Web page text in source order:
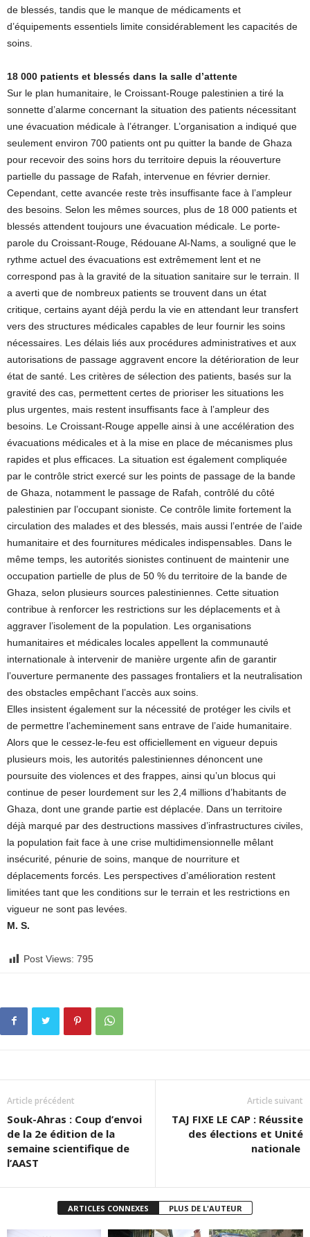
de blessés, tandis que le manque de médicaments et
d’équipements essentiels limite considérablement les capacités de
soins.
18 000 patients et blessés dans la salle d’attente
Sur le plan humanitaire, le Croissant-Rouge palestinien a tiré la
sonnette d’alarme concernant la situation des patients nécessitant
une évacuation médicale à l’étranger. L’organisation a indiqué que
seulement environ 700 patients ont pu quitter la bande de Ghaza
pour recevoir des soins hors du territoire depuis la réouverture
partielle du passage de Rafah, intervenue en février dernier.
Cependant, cette avancée reste très insuffisante face à l’ampleur
des besoins. Selon les mêmes sources, plus de 18 000 patients et
blessés attendent toujours une évacuation médicale. Le porte-
parole du Croissant-Rouge, Rédouane Al-Nams, a souligné que le
rythme actuel des évacuations est extrêmement lent et ne
correspond pas à la gravité de la situation sanitaire sur le terrain. Il
a averti que de nombreux patients se trouvent dans un état
critique, certains ayant déjà perdu la vie en attendant leur transfert
vers des structures médicales capables de leur fournir les soins
nécessaires. Les délais liés aux procédures administratives et aux
autorisations de passage aggravent encore la détérioration de leur
état de santé. Les critères de sélection des patients, basés sur la
gravité des cas, permettent certes de prioriser les situations les
plus urgentes, mais restent insuffisants face à l’ampleur des
besoins. Le Croissant-Rouge appelle ainsi à une accélération des
évacuations médicales et à la mise en place de mécanismes plus
rapides et plus efficaces. La situation est également compliquée
par le contrôle strict exercé sur les points de passage de la bande
de Ghaza, notamment le passage de Rafah, contrôlé du côté
palestinien par l’occupant sioniste. Ce contrôle limite fortement la
circulation des malades et des blessés, mais aussi l’entrée de l’aide
humanitaire et des fournitures médicales indispensables. Dans le
même temps, les autorités sionistes continuent de maintenir une
occupation partielle de plus de 50 % du territoire de la bande de
Ghaza, selon plusieurs sources palestiniennes. Cette situation
contribue à renforcer les restrictions sur les déplacements et à
aggraver l’isolement de la population. Les organisations
humanitaires et médicales locales appellent la communauté
internationale à intervenir de manière urgente afin de garantir
l’ouverture permanente des passages frontaliers et la neutralisation
des obstacles empêchant l’accès aux soins.
Elles insistent également sur la nécessité de protéger les civils et
de permettre l’acheminement sans entrave de l’aide humanitaire.
Alors que le cessez-le-feu est officiellement en vigueur depuis
plusieurs mois, les autorités palestiniennes dénoncent une
poursuite des violences et des frappes, ainsi qu’un blocus qui
continue de peser lourdement sur les 2,4 millions d’habitants de
Ghaza, dont une grande partie est déplacée. Dans un territoire
déjà marqué par des destructions massives d’infrastructures civiles,
la population fait face à une crise multidimensionnelle mêlant
insécurité, pénurie de soins, manque de nourriture et
déplacements forcés. Les perspectives d’amélioration restent
limitées tant que les conditions sur le terrain et les restrictions en
vigueur ne sont pas levées.
M. S.
Post Views: 795
Article précédent
Souk-Ahras : Coup d’envoi
de la 2e édition de la
semaine scientifique de
l’AAST
Article suivant
TAJ FIXE LE CAP : Réussite
des élections et Unité
nationale
ARTICLES CONNEXES PLUS DE L'AUTEUR